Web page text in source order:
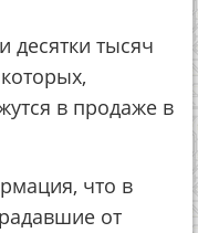
десятки тысяч
в продаже в
что в
от